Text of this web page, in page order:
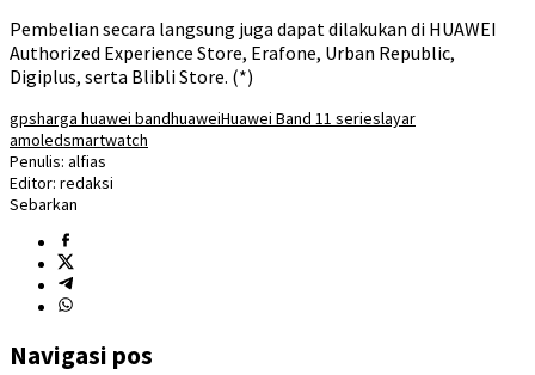
Pembelian secara langsung juga dapat dilakukan di HUAWEI
Authorized Experience Store, Erafone, Urban Republic,
Digiplus, serta Blibli Store. (*)
gpsharga huawei bandhuaweiHuawei Band 11 serieslayar
amoledsmartwatch
Penulis: alfias
Editor: redaksi
Sebarkan
Navigasi pos